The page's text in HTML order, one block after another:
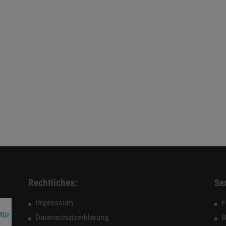
Rechtliches:
Impressum
Datenschutzerklärung